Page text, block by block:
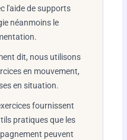
l'aide de supports
néanmoins le
dit, nous utilisons
en mouvement,
en situation.
fournissent
pratiques que les
peuvent